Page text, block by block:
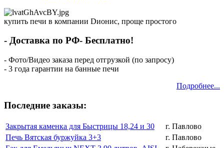
купить печи в компании Dионис, проще простого
- Доставка по РФ- Бесплатно!
- Фото/Видео заказа перед отгрузкой (по запросу)
- 3 года гарантии на банные печи
Подробнее...
Последние заказы:
Закрытая каменка для Быстрицы 18,24 и 30
г. Павлово
Печь Вятская буржуйка 3+3
г. Павлово